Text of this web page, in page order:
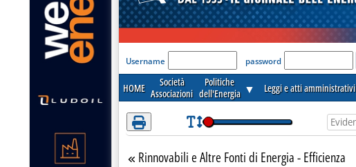
'Modulo Login per accedere'
Username password
HOME
Società
Associazioni
Politiche
dell'Energia ▼ Leggi e atti amministrativi
Torna alla sezione
Rinnovabili e Altre Fonti di Energia - Efficienza